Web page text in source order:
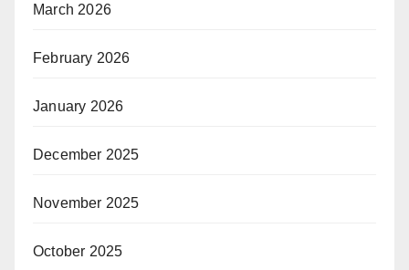
March 2026
February 2026
January 2026
December 2025
November 2025
October 2025